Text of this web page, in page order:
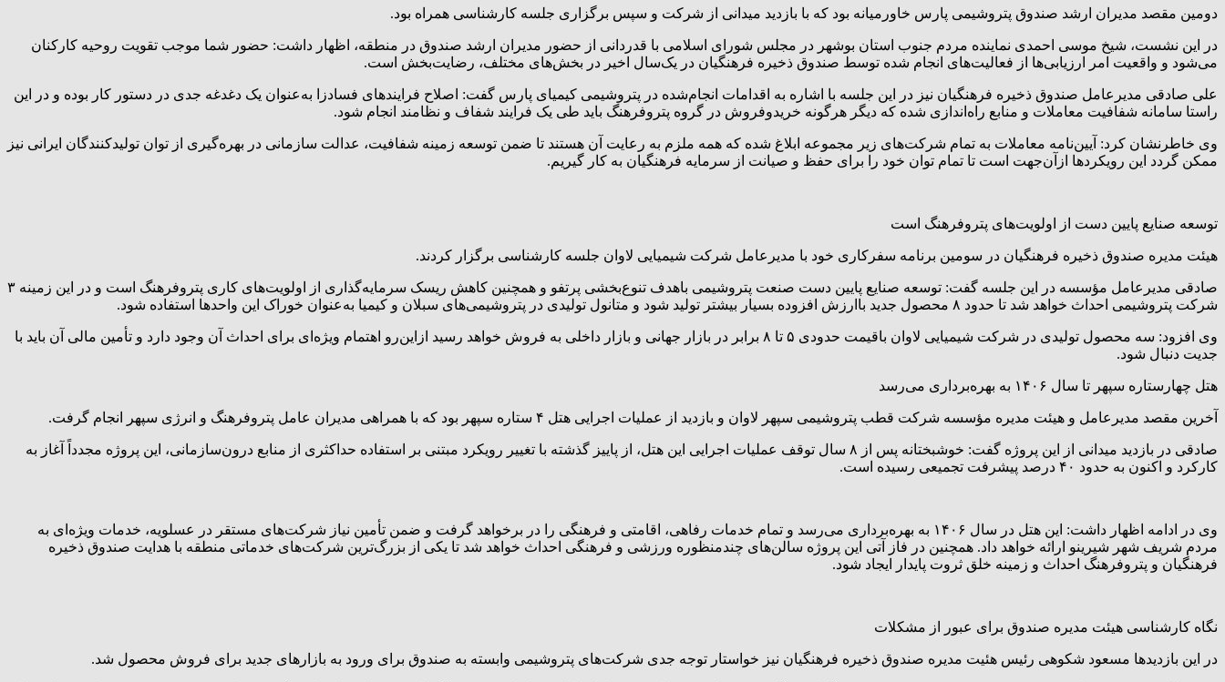
دومین مقصد مدیران ارشد صندوق پتروشیمی پارس خاورمیانه بود که با بازدید میدانی از شرکت و سپس برگزاری جلسه کارشناسی همراه بود.
در این نشست، شیخ موسی احمدی نماینده مردم جنوب استان بوشهر در مجلس شورای اسلامی با قدردانی از حضور مدیران ارشد صندوق در منطقه، اظهار داشت: حضور شما موجب تقویت روحیه کارکنان
می‌شود و واقعیت امر ارزیابی‌ها از فعالیت‌های انجام شده توسط صندوق ذخیره فرهنگیان در یک‌سال اخیر در بخش‌های مختلف، رضایت‌بخش است.
علی صادقی مدیرعامل صندوق ذخیره فرهنگیان نیز در این جلسه با اشاره به اقدامات انجام‌شده در پتروشیمی کیمیای پارس گفت: اصلاح فرایندهای فسادزا به‌عنوان یک دغدغه جدی در دستور کار بوده و در این
راستا سامانه شفافیت معاملات و منابع راه‌اندازی شده که دیگر هرگونه خریدوفروش در گروه پتروفرهنگ باید طی یک فرایند شفاف و نظامند انجام شود.
وی خاطرنشان کرد: آیین‌نامه معاملات به تمام شرکت‌های زیر مجموعه ابلاغ شده که همه ملزم به رعایت آن هستند تا ضمن توسعه زمینه شفافیت، عدالت سازمانی در بهره‌گیری از توان تولیدکنندگان ایرانی نیز
ممکن گردد این رویکردها ازآن‌جهت است تا تمام توان خود را برای حفظ و صیانت از سرمایه فرهنگیان به کار گیریم.
توسعه صنایع پایین دست از اولویت‌های پتروفرهنگ است
هیئت مدیره صندوق ذخیره فرهنگیان در سومین برنامه سفرکاری خود با مدیرعامل شرکت شیمیایی لاوان جلسه کارشناسی برگزار کردند.
صادقی مدیرعامل مؤسسه در این جلسه گفت: توسعه صنایع پایین دست صنعت پتروشیمی باهدف تنوع‌بخشی پرتفو و همچنین کاهش ریسک سرمایه‌گذاری از اولویت‌های کاری پتروفرهنگ است و در این زمینه ۳
شرکت پتروشیمی احداث خواهد شد تا حدود ۸ محصول جدید باارزش افزوده بسیار بیشتر تولید شود و متانول تولیدی در پتروشیمی‌های سبلان و کیمیا به‌عنوان خوراک این واحدها استفاده شود.
وی افزود: سه محصول تولیدی در شرکت شیمیایی لاوان باقیمت حدودی ۵ تا ۸ برابر در بازار جهانی و بازار داخلی به فروش خواهد رسید ازاین‌رو اهتمام ویژه‌ای برای احداث آن وجود دارد و تأمین مالی آن باید با
جدیت دنبال شود.
هتل چهارستاره سپهر تا سال ۱۴۰۶ به بهره‌برداری می‌رسد
آخرین مقصد مدیرعامل و هیئت مدیره مؤسسه شرکت قطب پتروشیمی سپهر لاوان و بازدید از عملیات اجرایی هتل ۴ ستاره سپهر بود که با همراهی مدیران عامل پتروفرهنگ و انرژی سپهر انجام گرفت.
صادقی در بازدید میدانی از این پروژه گفت: خوشبختانه پس از ۸ سال توقف عملیات اجرایی این هتل، از پاییز گذشته با تغییر رویکرد مبتنی بر استفاده حداکثری از منابع درون‌سازمانی، این پروژه مجدداً آغاز به
کارکرد و اکنون به حدود ۴۰ درصد پیشرفت تجمیعی رسیده است.
وی در ادامه اظهار داشت: این هتل در سال ۱۴۰۶ به بهره‌برداری می‌رسد و تمام خدمات رفاهی، اقامتی و فرهنگی را در برخواهد گرفت و ضمن تأمین نیاز شرکت‌های مستقر در عسلویه، خدمات ویژه‌ای به
مردم شریف شهر شیرینو ارائه خواهد داد. همچنین در فاز آتی این پروژه سالن‌های چندمنظوره ورزشی و فرهنگی احداث خواهد شد تا یکی از بزرگ‌ترین شرکت‌های خدماتی منطقه با هدایت صندوق ذخیره
فرهنگیان و پتروفرهنگ احداث و زمینه خلق ثروت پایدار ایجاد شود.
نگاه کارشناسی هیئت مدیره صندوق برای عبور از مشکلات
در این بازدیدها مسعود شکوهی رئیس هئیت مدیره صندوق ذخیره فرهنگیان نیز خواستار توجه جدی شرکت‌های پتروشیمی وابسته به صندوق برای ورود به بازارهای جدید برای فروش محصول شد.